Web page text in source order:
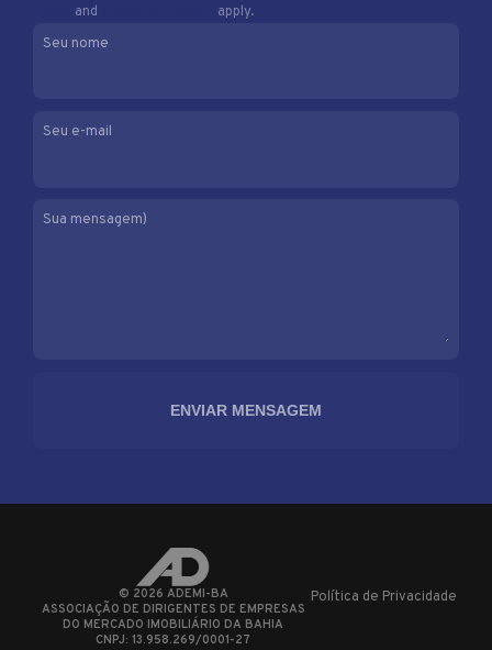
and
apply.
Seu nome
Seu e-mail
Sua mensagem)
© 2026 ADEMI-BA
ASSOCIAÇÃO DE DIRIGENTES DE EMPRESAS
DO MERCADO IMOBILIÁRIO DA BAHIA
CNPJ: 13.958.269/0001-27
Política de Privacidade